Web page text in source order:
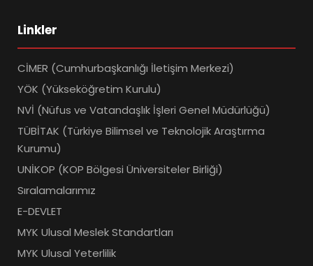
Linkler
CİMER (Cumhurbaşkanlığı İletişim Merkezi)
YÖK (Yükseköğretim Kurulu)
NVİ (Nüfus ve Vatandaşlık İşleri Genel Müdürlüğü)
TÜBİTAK (Türkiye Bilimsel ve Teknolojik Araştırma
Kurumu)
UNİKOP (KOP Bölgesi Üniversiteler Birliği)
Sıralamalarımız
E-DEVLET
MYK Ulusal Meslek Standartları
MYK Ulusal Yeterlilik